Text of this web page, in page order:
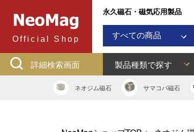
Official Shop
永久磁石・磁気応用製品
すべての商品
サマコバ磁石
フェライト磁石
ネオジムボンド磁石
詳細検索画面 製品種類で探す
ネオジム磁石 サマコバ磁石